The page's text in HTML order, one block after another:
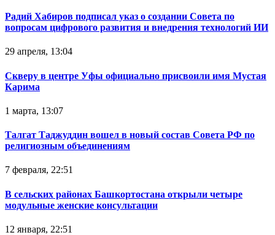
Радий Хабиров подписал указ о создании Совета по
вопросам цифрового развития и внедрения технологий ИИ
29 апреля, 13:04
Скверу в центре Уфы официально присвоили имя Мустая
Карима
1 марта, 13:07
Талгат Таджуддин вошел в новый состав Совета РФ по
религиозным объединениям
7 февраля, 22:51
В сельских районах Башкортостана открыли четыре
модульные женские консультации
12 января, 22:51